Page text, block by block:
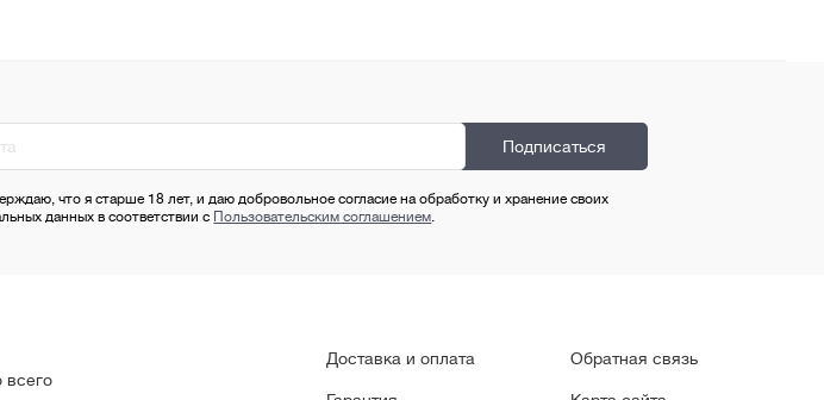
что я старше 18 лет, и даю добровольное согласие на обработку и хранение своих
данных в соответствии с Пользовательским соглашением.
всего
Доставка и оплата Обратная связь